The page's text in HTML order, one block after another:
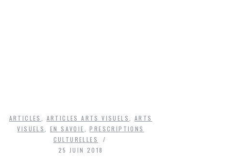
ARTICLES ARTICLES ARTS VISUELS
ARTS
VISUELS
EN SAVOIE ,PRESCRIPTIONS
CULTURELLES
25 JUIN 2018